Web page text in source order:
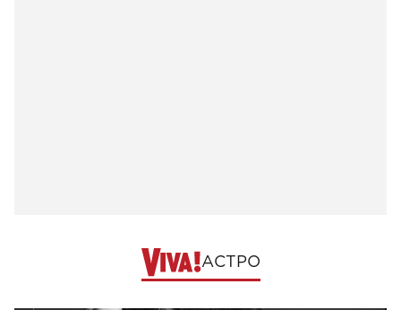
АСТРО